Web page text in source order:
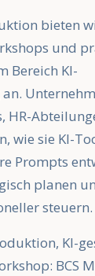
bieten
und
Bereich KI-
HR-
wie sie KI-
Prompts
planen
steuern.
KI-
BCS